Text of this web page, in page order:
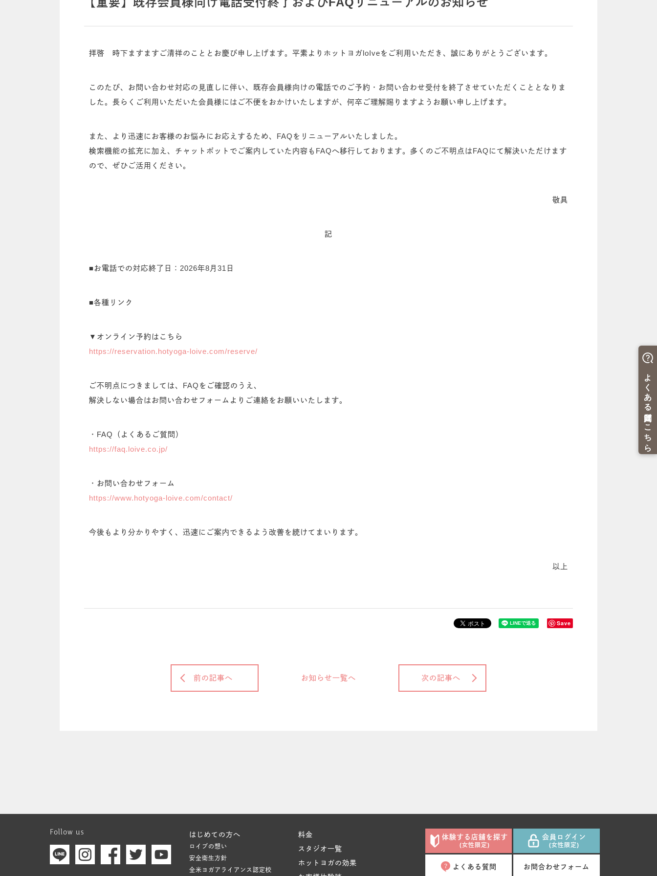
拝啓 時下ますますご清祥のこととお慶び申し上げます。平素よりホットヨガloIveをご利用いただき、誠にありがとうございます。
このたび、お問い合わせ対応の見直しに伴い、既存会員様向けの電話でのご予約・お問い合わせ受付を終了させていただくこととなりま
した。長らくご利用いただいた会員様にはご不便をおかけいたしますが、何卒ご理解賜りますようお願い申し上げます。
また、より迅速にお客様のお悩みにお応えするため、FAQをリニューアルいたしました。
検索機能の拡充に加え、チャットボットでご案内していた内容もFAQへ移行しております。多くのご不明点はFAQにて解決いただけます
ので、ぜひご活用ください。
敬具
記
■お電話での対応終了日：2026年8月31日
■各種リンク
▼オンライン予約はこちら
https://reservation.hotyoga-loive.com/reserve/
ご不明点につきましては、FAQをご確認のうえ、
解決しない場合はお問い合わせフォームよりご連絡をお願いいたします。
・FAQ（よくあるご質問）
https://faq.loive.co.jp/
・お問い合わせフォーム
https://www.hotyoga-loive.com/contact/
今後もより分かりやすく、迅速にご案内できるよう改善を続けてまいります。
以上
Save
前の記事へ お知らせ一覧へ 次の記事へ
Follow us はじめての方へ
ロイブの想い
安全衛生方針
全米ヨガアライアンス認定校
料金
スタジオ一覧
ホットヨガの効果
体験する店舗を探す
(女性限定)
会員ログイン
(女性限定)
よくある質問 お問合わせフォーム